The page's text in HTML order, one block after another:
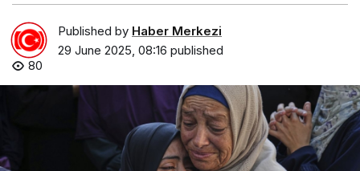
Published by Haber Merkezi
29 June 2025, 08:16 published
80